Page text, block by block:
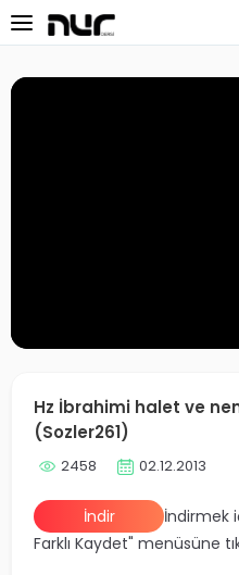
Dersler
Dersler
Hz İbrahimi halet ve
(Sozler261)
2458 02.12.2013
İndir
İndirmek
Farklı Kaydet" menüsüne